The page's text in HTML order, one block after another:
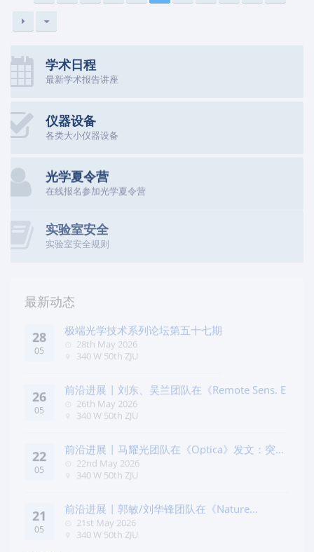
学术日程
最新学术报告讲座
仪器设备
各类大小仪器设备
光学夏令营
在线报名参加光学夏令营
实验室安全
实验室安全规则
最新动态
28
05
极端光学技术系列论坛第五十七期
28th May 2026
340 W 50th ZJU
26
05
前沿进展 | 刘东、吴兰团队在《Remote Sens. E
26th May 2026
340 W 50th ZJU
22
05
前沿进展 | 马耀光团队在《Optica》发文：突破
几何相位
22nd May 2026
340 W 50th ZJU
21
05
前沿进展 | 郭敏/刘华锋团队在《Nature
Commun
21st May 2026
340 W 50th ZJU